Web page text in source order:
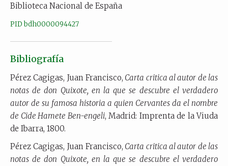
Biblioteca Nacional de España
PID bdh0000094427
Bibliografía
Pérez Cagigas, Juan Francisco, Carta critica al autor de las
notas de don Quixote, en la que se descubre el verdadero
autor de su famosa historia a quien Cervantes da el nombre
de Cide Hamete Ben-engeli, Madrid: Imprenta de la Viuda
de Ibarra, 1800.
Pérez Cagigas, Juan Francisco, Carta critica al autor de las
notas de don Quixote, en la que se descubre el verdadero